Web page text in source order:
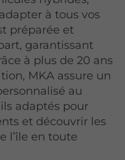
à tous vos
préparée et
garantissant
à plus de 20 ans
MKA assure un
au
adaptés pour
et découvrir les
l’île en toute